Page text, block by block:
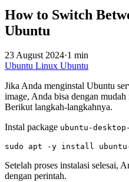
How to Switch
Ubuntu
23 August 2024·1 min
Ubuntu Linux Ubuntu
Jika Anda menginstal Ubuntu
image, Anda bisa dengan
Berikut langkah-langkahnya.
Instal package ubuntu-
sudo apt -y install ubuntu-
Setelah proses instalasi selesai,
dengan perintah.